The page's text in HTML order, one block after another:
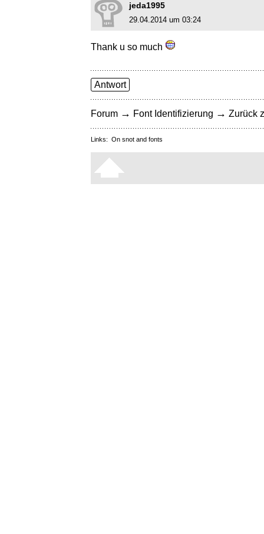
jeda1995
29.04.2014 um 03:24
Thank u so much
Antwort
Forum → Font Identifizierung → Zurück
Links: On snot and fonts